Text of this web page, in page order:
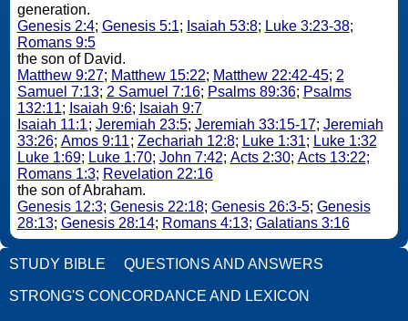
generation.
Genesis 2:4; Genesis 5:1; Isaiah 53:8; Luke 3:23-38;
Romans 9:5
the son of David.
Matthew 9:27; Matthew 15:22; Matthew 22:42-45; 2
Samuel 7:13; 2 Samuel 7:16; Psalms 89:36; Psalms
132:11; Isaiah 9:6; Isaiah 9:7
Isaiah 11:1; Jeremiah 23:5; Jeremiah 33:15-17; Jeremiah
33:26; Amos 9:11; Zechariah 12:8; Luke 1:31; Luke 1:32
Luke 1:69; Luke 1:70; John 7:42; Acts 2:30; Acts 13:22;
Romans 1:3; Revelation 22:16
the son of Abraham.
Genesis 12:3; Genesis 22:18; Genesis 26:3-5; Genesis
28:13; Genesis 28:14; Romans 4:13; Galatians 3:16
STUDY BIBLE QUESTIONS AND ANSWERS
STRONG'S CONCORDANCE AND LEXICON